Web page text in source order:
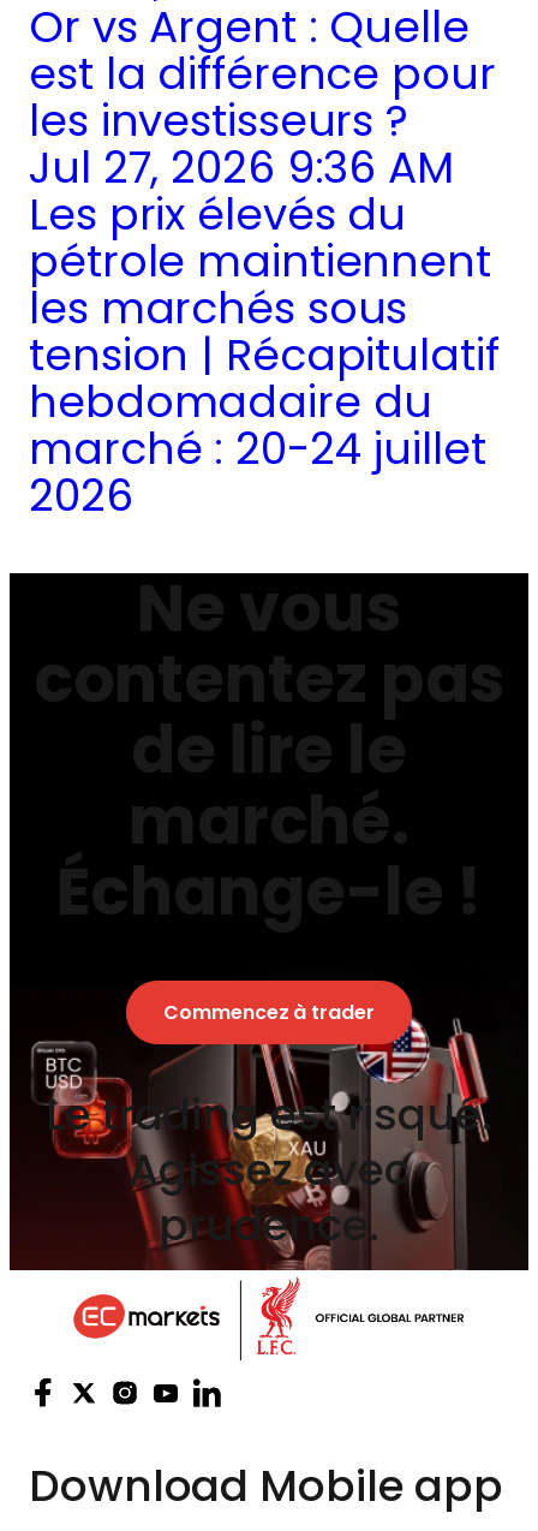
Or vs Argent : Quelle
est la différence pour
les investisseurs ?
Jul 27, 2026 9:36 AM
Les prix élevés du
pétrole maintiennent
les marchés sous
tension | Récapitulatif
hebdomadaire du
marché : 20-24 juillet
2026
Ne vous
contentez pas
de lire le
marché.
Échange-le !
Commencez à trader
Le trading est risqué.
Agissez avec
prudence.
Download Mobile app